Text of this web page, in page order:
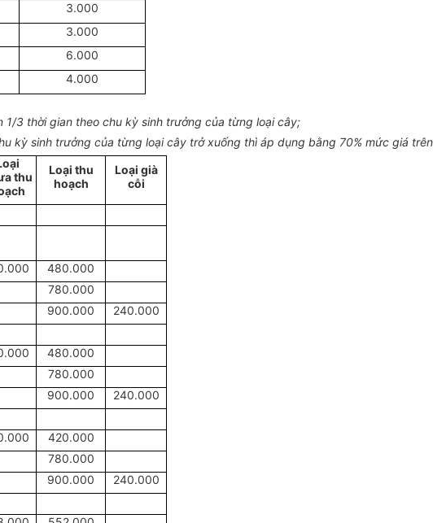
3.000
3.000
6.000
4.000
3 thời gian theo chu kỳ sinh trưởng của từng loại cây;
kỳ sinh trưởng của từng loại cây trở xuống thì áp dụng bằng 70% mức giá
thu
Loại thu
hoạch
Loại già
cỗi
480.000
780.000
900.000
240.000
480.000
780.000
900.000
240.000
420.000
780.000
900.000
240.000